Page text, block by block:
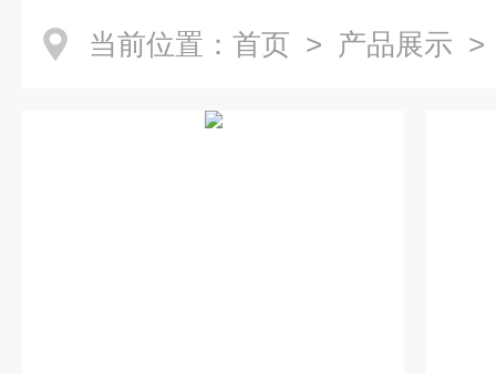
当前位置： 首页 > 产品展示